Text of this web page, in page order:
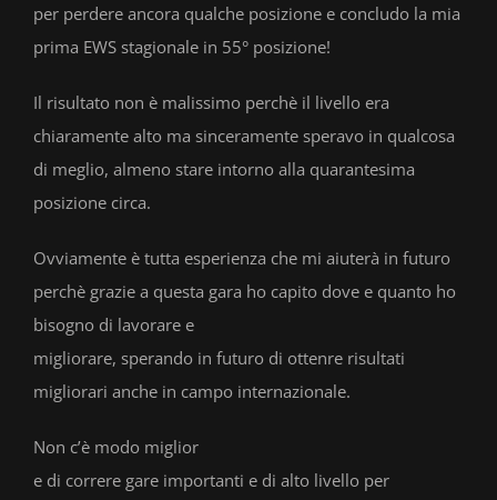
per perdere ancora qualche posizione e concludo la mia
prima EWS stagionale in 55° posizione!
Il risultato non è malissimo perchè il livello era
chiaramente alto ma sinceramente speravo in qualcosa
di meglio, almeno stare intorno alla quarantesima
posizione circa.
Ovviamente è tutta esperienza che mi aiuterà in futuro
perchè grazie a questa gara ho capito dove e quanto ho
bisogno di lavorare e
migliorare, sperando in futuro di ottenre risultati
migliorari anche in campo internazionale.
Non c’è modo miglior
e di correre gare importanti e di alto livello per